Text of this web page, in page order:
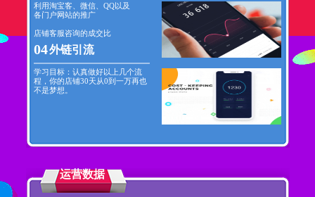
利用淘宝客、微信、QQ以及
各门户网站的推广
店铺客服咨询的成交比
04外链引流
学习目标：认真做好以上几个流
程，你的店铺30天从0到一万再也
不是梦想。
运营数据